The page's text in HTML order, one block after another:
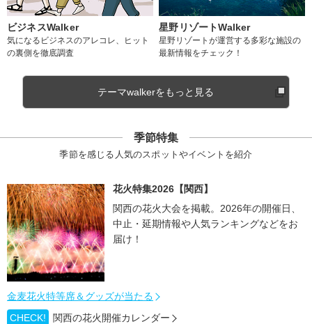
ビジネスWalker
気になるビジネスのアレコレ、ヒット
の裏側を徹底調査
星野リゾートWalker
星野リゾートが運営する多彩な施設の
最新情報をチェック！
テーマwalkerをもっと見る
季節特集
季節を感じる人気のスポットやイベントを紹介
花火特集2026【関西】
関西の花火大会を掲載。2026年の開催日、
中止・延期情報や人気ランキングなどをお
届け！
金麦花火特等席＆グッズが当たる
CHECK!
関西の花火開催カレンダー